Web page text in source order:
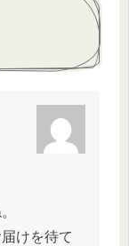
けを待て